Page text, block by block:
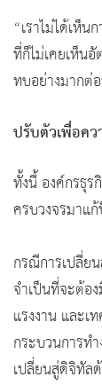
“เราไม่ได้เห็
ที่ก็ไม่เคยเห็น
ทบอย่างมากต่
ปรับตัวเพื่อค
ทั้งนี้ องค์กรธุ
ครบวงจรมาแ
กรณีการเปลี่ย
จำเป็นที่จะต้อ
แรงงาน และเ
กระบวนการท
เปลี่ยนสู่ดิจิทัล